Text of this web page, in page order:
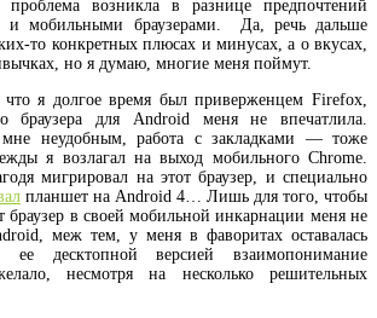
возникла в разнице предпочтений
и мобильными браузерами. Да, речь дальше
то конкретных плюсах и минусах, а о вкусах,
но я думаю, многие меня поймут.
я долгое время был приверженцем Firefox,
браузера для Android меня не впечатлила.
мне неудобным, работа с закладками — тоже
я возлагал на выход мобильного Chrome.
мигрировал на этот браузер, и специально
планшет на Android 4… Лишь для того, чтобы
в своей мобильной инкарнации меня не
меж тем, у меня в фаворитах оставалась
десктопной версией взаимопонимание
несмотря на несколько решительных